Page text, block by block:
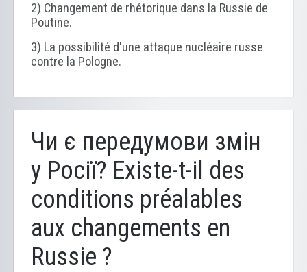
2) Changement de rhétorique dans la Russie de
Poutine.
3) La possibilité d'une attaque nucléaire russe
contre la Pologne.
Чи є передумови змін
у Росії? Existe-t-il des
conditions préalables
aux changements en
Russie ?